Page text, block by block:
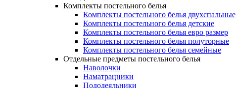
Комплекты постельного белья
Комплекты постельного белья двухспальные
Комплекты постельного белья детские
Комплекты постельного белья евро размер
Комплекты постельного белья полуторные
Комплекты постельного белья семейные
Отдельные предметы постельного белья
Наволочки
Наматрацники
Пододеяльники